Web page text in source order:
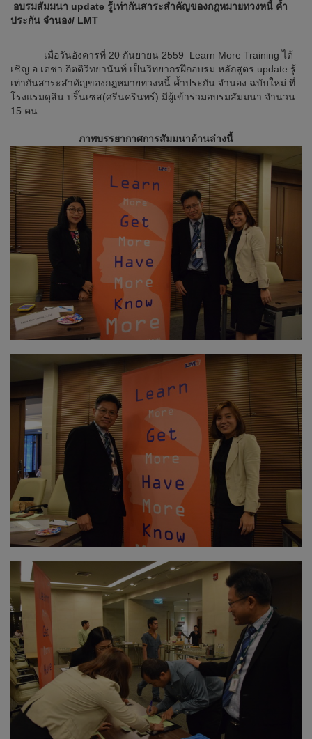
อบรมสัมมนา update รู้เท่ากันสาระสำคัญของกฎหมายทวงหนี้ ค้ำ
ประกัน จำนอง/ LMT
เมื่อวันอังคารที่ 20 กันยายน 2559 Learn More Training ได้
เชิญ อ.เดชา กิตติวิทยานันท์ เป็นวิทยากรฝึกอบรม หลักสูตร update รู้
เท่ากันสาระสำคัญของกฎหมายทวงหนี้ ค้ำประกัน จำนอง ฉบับใหม่ ที่
โรงแรมดุสิน ปริ๊นเซส(ศรีนครินทร์) มีผู้เข้าร่วมอบรมสัมมนา จำนวน
15 คน
ภาพบรรยากาศการสัมมนาด้านล่างนี้